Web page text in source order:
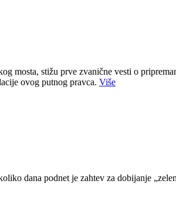
mosta, stižu prve zvanične vesti o
ovog putnog pravca. Više
dana podnet je zahtev za dobijanje